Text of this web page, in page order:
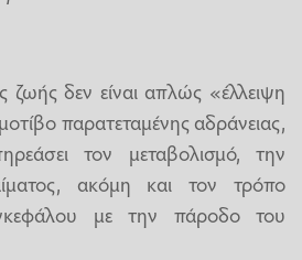
ζωής δεν είναι απλώς «έλλειψη
παρατεταμένης αδράνειας,
τον μεταβολισμό, την
ακόμη και τον τρόπο
με την πάροδο του